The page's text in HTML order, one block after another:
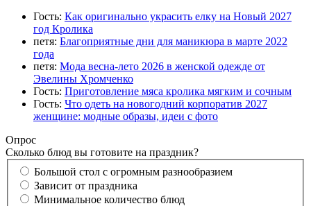
Гость: Как оригинально украсить елку на Новый 2027
год Кролика
петя: Благоприятные дни для маникюра в марте 2022
года
петя: Мода весна-лето 2026 в женской одежде от
Эвелины Хромченко
Гость: Приготовление мяса кролика мягким и сочным
Гость: Что одеть на новогодний корпоратив 2027
женщине: модные образы, идеи с фото
Опрос
Сколько блюд вы готовите на праздник?
Большой стол с огромным разнообразием
Зависит от праздника
Минимальное количество блюд